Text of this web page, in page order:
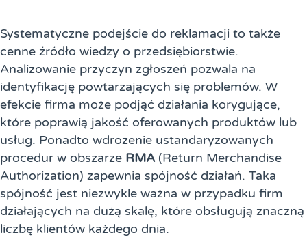
Systematyczne podejście do reklamacji to także
cenne źródło wiedzy o przedsiębiorstwie.
Analizowanie przyczyn zgłoszeń pozwala na
identyfikację powtarzających się problemów. W
efekcie firma może podjąć działania korygujące,
które poprawią jakość oferowanych produktów lub
usług. Ponadto wdrożenie ustandaryzowanych
procedur w obszarze RMA(Return Merchandise
Authorization) zapewnia spójność działań. Taka
spójność jest niezwykle ważna w przypadku firm
działających na dużą skalę, które obsługują znaczną
liczbę klientów każdego dnia.